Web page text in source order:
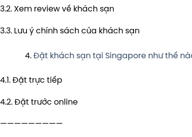
3.2. Xem review về khách sạn
3.3. Lưu ý chính sách của khách sạn
Đặt khách sạn tại Singapore như thế
4.1. Đặt trực tiếp
4.2. Đặt trước online
—————————